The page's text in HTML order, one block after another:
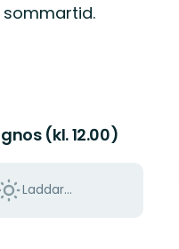
(kl. 12.00)
Laddar...